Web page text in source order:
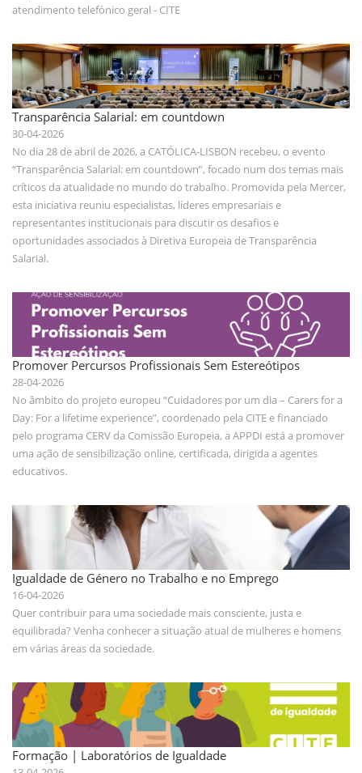
atendimento telefónico geral - CITE
Transparência Salarial: em countdown
30-04-2026
No dia 28 de abril de 2026, a CATÓLICA-LISBON recebeu, o evento
“Transparência Salarial: em countdown”, focado num dos temas mais
críticos da atualidade no mundo do trabalho. Promovida pela Mercer,
esta iniciativa reuniu especialistas, líderes empresariais e
representantes institucionais para discutir os desafios e
oportunidades associados à Diretiva Europeia de Transparência
Salarial.
Promover Percursos Profissionais Sem Estereótipos
28-04-2026
No âmbito do projeto europeu “Cuidadores por um dia – Carers for a
Day: For a lifetime experience”, coordenado pela CITE e financiado
pelo programa CERV da Comissão Europeia, a APPDI está a promover
uma ação de sensibilização online, certificada, dirigida a agentes
educativos.
Igualdade de Género no Trabalho e no Emprego
16-04-2026
Quer contribuir para uma sociedade mais consciente, justa e
equilibrada? Venha conhecer a situação atual de mulheres e homens
em várias áreas da sociedade.
Formação | Laboratórios de Igualdade